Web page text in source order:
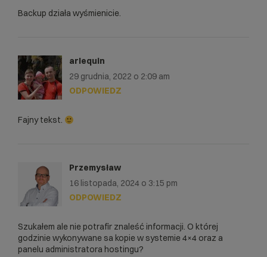
Backup działa wyśmienicie.
arlequin
29 grudnia, 2022 o 2:09 am
Fajny tekst.
ODPOWIEDZ
Przemysław
16 listopada, 2024 o 3:15 pm
Szukałem ale nie potrafir znaleść informacji. O której
godzinie wykonywane sa kopie w systemie 4×4 oraz a
panelu administratora hostingu?
ODPOWIEDZ